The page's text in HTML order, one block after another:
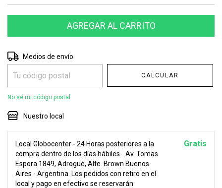
Entregas para el CP:
Medios de envío
CALCULAR
No sé mi código postal
Nuestro local
Local Globocenter - 24 Horas posteriores a la
compra dentro de los días hábiles.
Av. Tomas
Espora 1849, Adrogué, Alte. Brown Buenos
Aires - Argentina. Los pedidos con retiro en el
local y pago en efectivo se reservarán
Gratis